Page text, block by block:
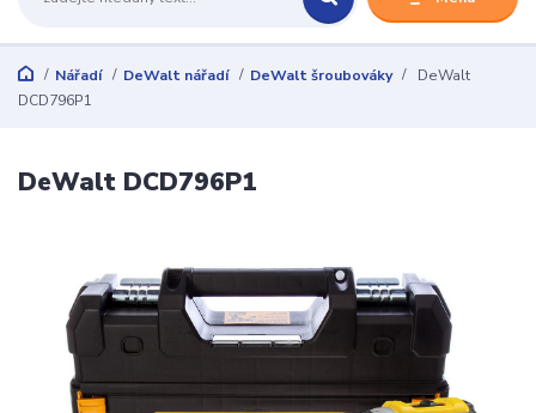
Nářadí DeWalt nářadí DeWalt šroubováky
DeWalt
DCD796P1
DeWalt DCD796P1